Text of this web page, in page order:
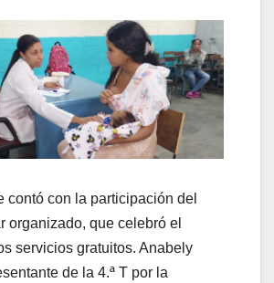
contó con la participación del
organizado, que celebró el
servicios gratuitos. Anabely
de la 4.ª T por la